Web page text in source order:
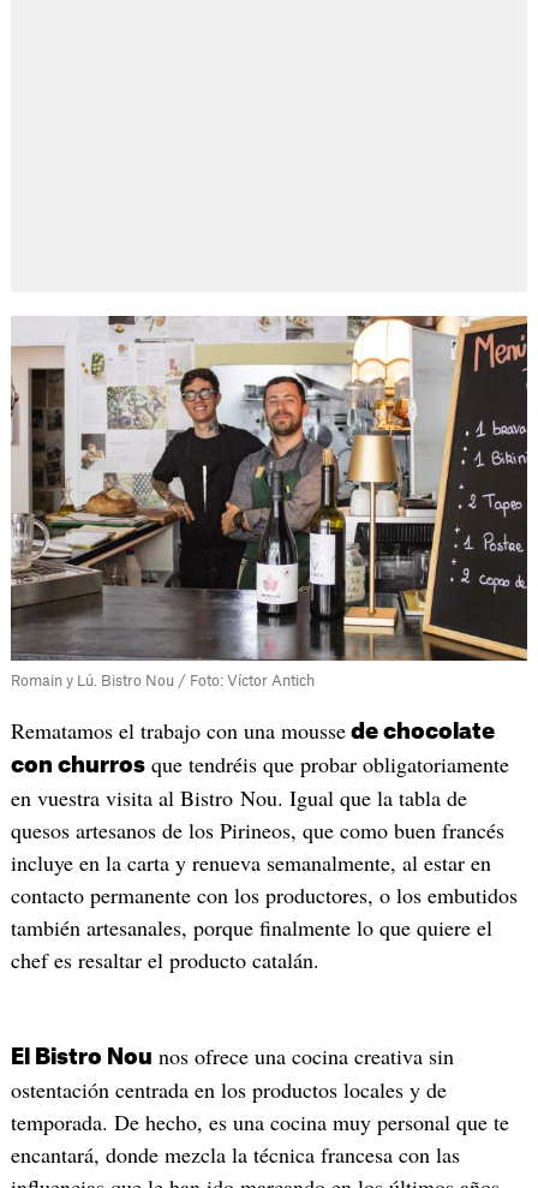
Romain y Lú. Bistro Nou / Foto: Víctor Antich
Rematamos el trabajo con una moussede chocolate
con churrosque tendréis que probar obligatoriamente
en vuestra visita al Bistro Nou. Igual que la tabla de
quesos artesanos de los Pirineos, que como buen francés
incluye en la carta y renueva semanalmente, al estar en
contacto permanente con los productores, o los embutidos
también artesanales, porque finalmente lo que quiere el
chef es resaltar el producto catalán.
El Bistro Nou nos ofrece una cocina creativa sin
ostentación centrada en los productos locales y de
temporada. De hecho, es una cocina muy personal que te
encantará, donde mezcla la técnica francesa con las